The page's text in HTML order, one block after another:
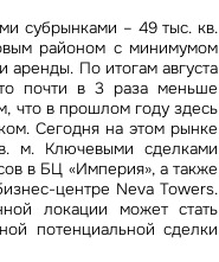
субрынками – 49 тыс. кв.
районом с минимумом
По итогам августа
почти в 3 раза меньше
что в прошлом году здесь
Сегодня на этом рынке
м. Ключевыми сделками
в БЦ «Империя», а также
центре Neva Towers.
локации может стать
потенциальной сделки